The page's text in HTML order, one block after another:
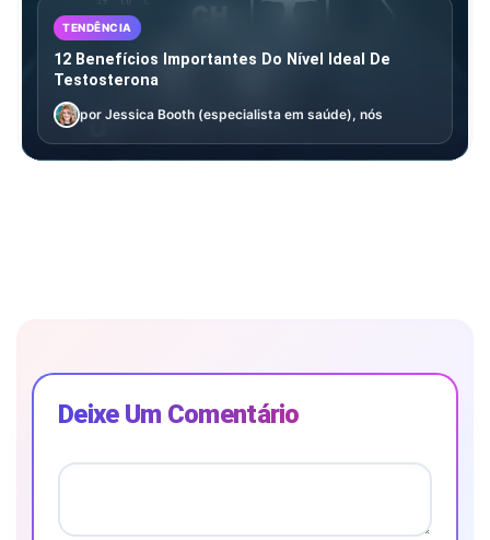
TENDÊNCIA
12 Benefícios Importantes Do Nível Ideal De
Testosterona
por Jessica Booth (especialista em saúde), nós
Deixe Um Comentário